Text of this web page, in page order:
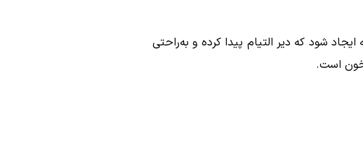
شود که دیر التیام پیدا کرده و به‌راحتی
خون است.